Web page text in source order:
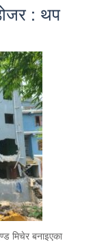
: थप
मिचेर बनाइएका